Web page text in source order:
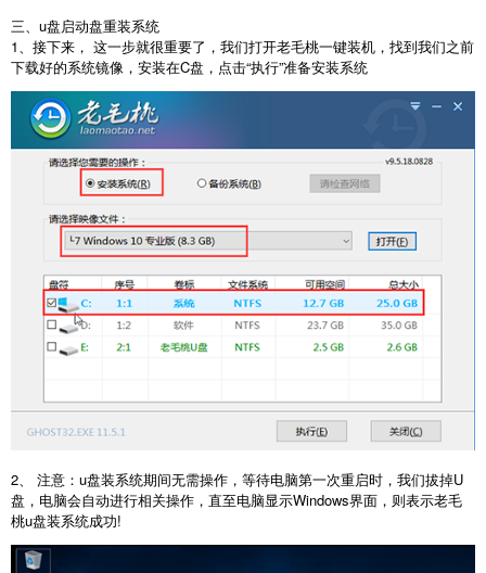
三、u盘启动盘重装系统
1、接下来， 这一步就很重要了，我们打开老毛桃一键装机，找到我们之前
下载好的系统镜像，安装在C盘，点击“执行”准备安装系统
2、 注意：u盘装系统期间无需操作，等待电脑第一次重启时，我们拔掉U
盘，电脑会自动进行相关操作，直至电脑显示Windows界面，则表示老毛
桃u盘装系统成功!